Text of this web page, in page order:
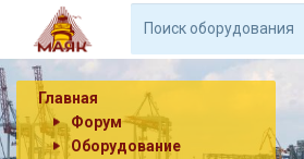
Главная
Форум
Оборудование